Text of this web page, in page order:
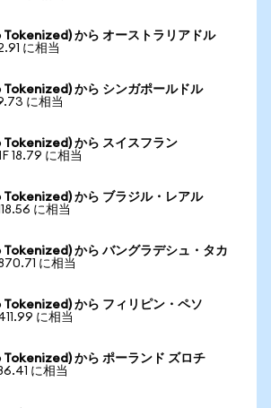
から オーストラリアドル
に相当
から シンガポールドル
に相当
から スイスフラン
18.79 に相当
から ブラジル・レアル
に相当
から バングラデシュ・タカ
に相当
から フィリピン・ペソ
に相当
から ポーランド ズロチ
に相当